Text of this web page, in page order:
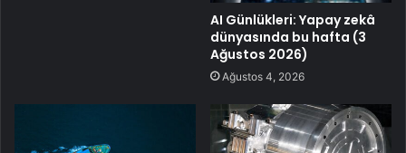
AI Günlükleri: Yapay zekâ
dünyasında bu hafta (3
Ağustos 2026)
Ağustos 4, 2026